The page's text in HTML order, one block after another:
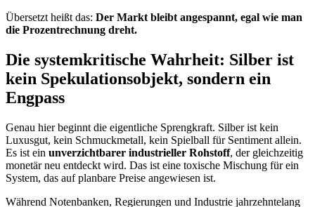
Übersetzt heißt das: Der Markt bleibt angespannt, egal wie man
die Prozentrechnung dreht.
Die systemkritische Wahrheit: Silber ist
kein Spekulationsobjekt, sondern ein
Engpass
Genau hier beginnt die eigentliche Sprengkraft. Silber ist kein
Luxusgut, kein Schmuckmetall, kein Spielball für Sentiment allein.
Es ist ein unverzichtbarer industrieller Rohstoff, der gleichzeitig
monetär neu entdeckt wird. Das ist eine toxische Mischung für ein
System, das auf planbare Preise angewiesen ist.
Während Notenbanken, Regierungen und Industrie jahrzehntelang